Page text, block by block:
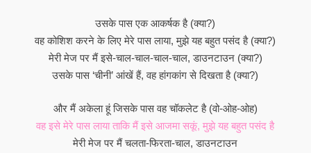
उसके पास एक आकर्षक है (क्या?)
वह कोशिश करने के लिए मेरे पास लाया, मुझे यह बहुत पसंद है (क्या?)
मेरी मेज पर मैं इसे-चाल-चाल-चाल-चाल, डाउनटाउन (क्या?)
उसके पास ‘चीनी’ आंखें हैं, वह हांगकांग से दिखता है (क्या?)
और मैं अकेला हूं जिसके पास वह चॉकलेट है (वो-ओह-ओह)
वह इसे मेरे पास लाया ताकि मैं इसे आजमा सकूं, मुझे यह बहुत पसंद है
मेरी मेज पर मैं चलता-फिरता-चाल, डाउनटाउन